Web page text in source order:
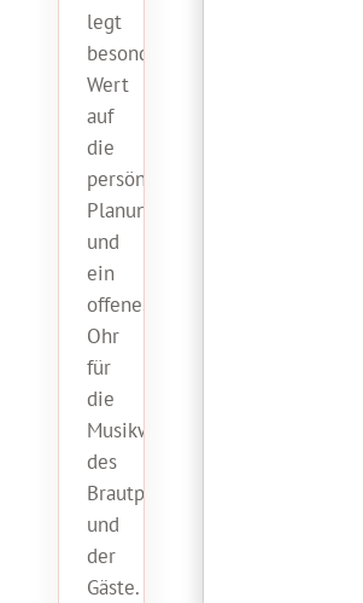
legt
besonderen
Wert
auf
die
persönliche
Planung
und
ein
offenes
Ohr
für
die
Musikwünsche
des
Brautpaares
und
der
Gäste.